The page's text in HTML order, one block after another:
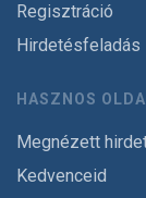
Regisztráció
Hirdetésfeladás
HASZNOS
Megnézett
Kedvenceid